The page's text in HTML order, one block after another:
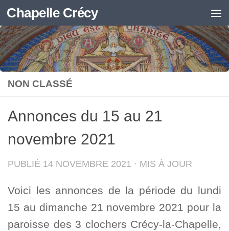
Skip to content
Chapelle Crécy
NON CLASSÉ
Annonces du 15 au 21
novembre 2021
PUBLIÉ 14 NOVEMBRE 2021 · MIS À JOUR
Voici les annonces de la période du lundi
15 au dimanche 21 novembre 2021 pour la
paroisse des 3 clochers Crécy-la-Chapelle,